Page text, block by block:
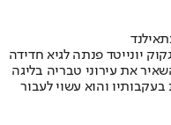
יונייטד פנתה לגיא חדידה
ו-7 בישולים והשאיר את עירוני טבריה בליגה
והוא עשוי לעבור